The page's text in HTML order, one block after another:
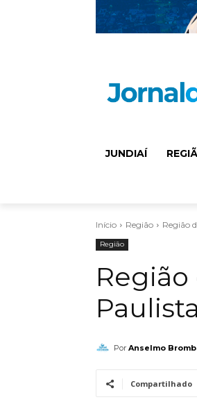
JUNDIAÍ
Início Região Região
Região
Por Anselmo
Compartilhado